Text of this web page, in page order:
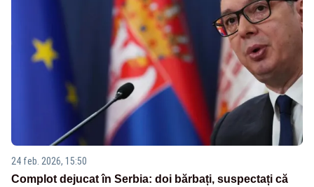
24 feb. 2026, 15:50
Complot dejucat în Serbia: doi bărbați, suspectați că